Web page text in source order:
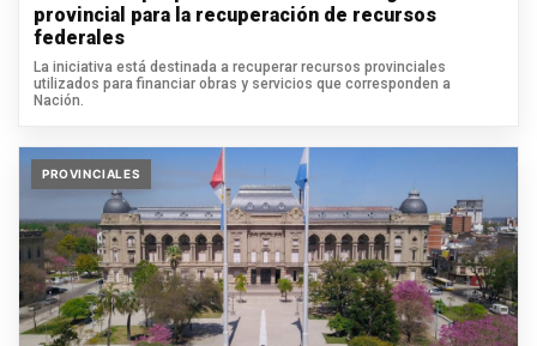
provincial para la recuperación de recursos
federales
La iniciativa está destinada a recuperar recursos provinciales
utilizados para financiar obras y servicios que corresponden a
Nación.
PROVINCIALES